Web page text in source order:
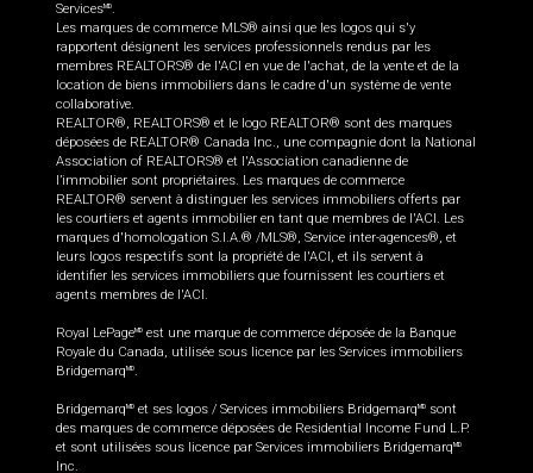
ServicesMD.
Les marques de commerce MLS® ainsi que les logos qui s'y
rapportent désignent les services professionnels rendus par les
membres REALTORS® de l'ACI en vue de l'achat, de la vente et de la
location de biens immobiliers dans le cadre d'un système de vente
collaborative.
REALTOR®, REALTORS® et le logo REALTOR® sont des marques
déposées de REALTOR® Canada Inc., une compagnie dont la National
Association of REALTORS® et l'Association canadienne de
l’immobilier sont propriétaires. Les marques de commerce
REALTOR® servent à distinguer les services immobiliers offerts par
les courtiers et agents immobilier en tant que membres de l'ACI. Les
marques d'homologation S.I.A.® /MLS®, Service inter-agences®, et
leurs logos respectifs sont la propriété de l'ACI, et ils servent à
identifier les services immobiliers que fournissent les courtiers et
agents membres de l'ACI.
Royal LePageMD est une marque de commerce déposée de la Banque
Royale du Canada, utilisée sous licence par les Services immobiliers
BridgemarqMD.
BridgemarqMD et ses logos / Services immobiliers BridgemarqMD
sont
des marques de commerce déposées de Residential Income Fund L.P.
et sont utilisées sous licence par Services immobiliers BridgemarqMD
Inc.